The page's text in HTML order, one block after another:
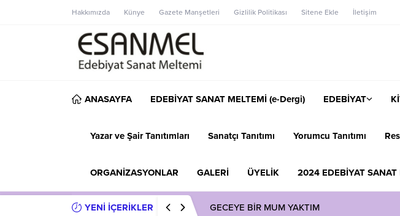
Hakkımızda Künye Gazete Manşetleri Gizlilik Politikası Sitene Ekle İletişim
ANASAYFA EDEBİYAT SANAT MELTEMİ (e-Dergi) EDEBİYAT
Yazar ve Şair Tanıtımları Sanatçı Tanıtımı Yorumcu Tanıtımı
ORGANİZASYONLAR GALERİ ÜYELİK 2024 EDEBİYAT SANAT
YENİ İÇERİKLER GECEYE BİR MUM YAKTIM